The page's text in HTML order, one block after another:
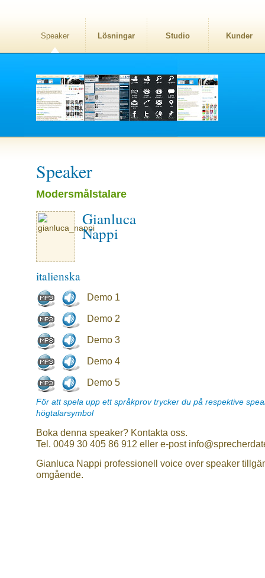
Speaker Lösningar Studio Kunder
Speaker
Modersmålstalare
Gianluca
Nappi
italienska
Demo 1
Demo 2
Demo 3
Demo 4
Demo 5
För att spela upp ett språkprov trycker du på respektive
högtalarsymbol
Boka denna speaker? Kontakta oss.
Tel. 0049 30 405 86 912 eller e-post
Gianluca Nappi professionell voice over speaker
omgående.